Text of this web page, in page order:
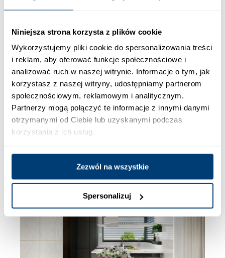
Niniejsza strona korzysta z plików cookie
Wykorzystujemy pliki cookie do spersonalizowania treści
i reklam, aby oferować funkcje społecznościowe i
analizować ruch w naszej witrynie. Informacje o tym, jak
korzystasz z naszej witryny, udostępniamy partnerom
społecznościowym, reklamowym i analitycznym.
Partnerzy mogą połączyć te informacje z innymi danymi
otrzymanymi od Ciebie lub uzyskanymi podczas
korzystania z ich usług.
Zezwól na wszystkie
Spersonalizuj